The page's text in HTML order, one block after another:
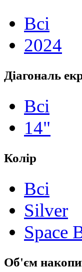
Всі
2024
Діагональ
Всі
14"
Колір
Всі
Silver
Space
Об'єм